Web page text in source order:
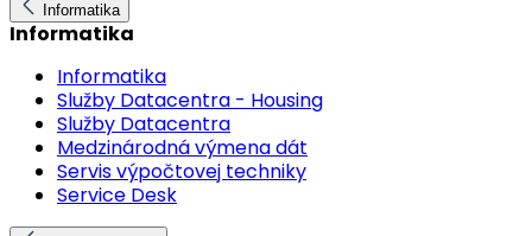
Informatika
Informatika
Informatika
Služby Datacentra - Housing
Služby Datacentra
Medzinárodná výmena dát
Servis výpočtovej techniky
Service Desk